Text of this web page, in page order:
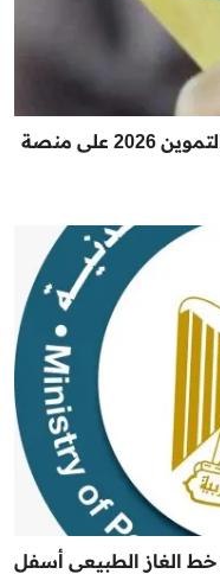
دليل خطوات وأوراق تحديث بطاقة التموين 2026 على منصة
الغاز الطبيعي أسفل